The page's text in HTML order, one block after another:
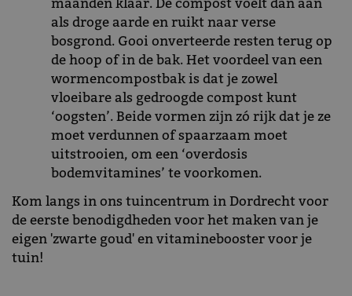
als droge aarde en ruikt naar verse
bosgrond. Gooi onverteerde resten terug op
de hoop of in de bak. Het voordeel van een
wormencompostbak is dat je zowel
vloeibare als gedroogde compost kunt
‘oogsten’. Beide vormen zijn zó rijk dat je ze
moet verdunnen of spaarzaam moet
uitstrooien, om een ‘overdosis
bodemvitamines’ te voorkomen.
Kom langs in ons tuincentrum in Dordrecht voor
de eerste benodigdheden voor het maken van je
eigen 'zwarte goud' en vitaminebooster voor je
tuin!